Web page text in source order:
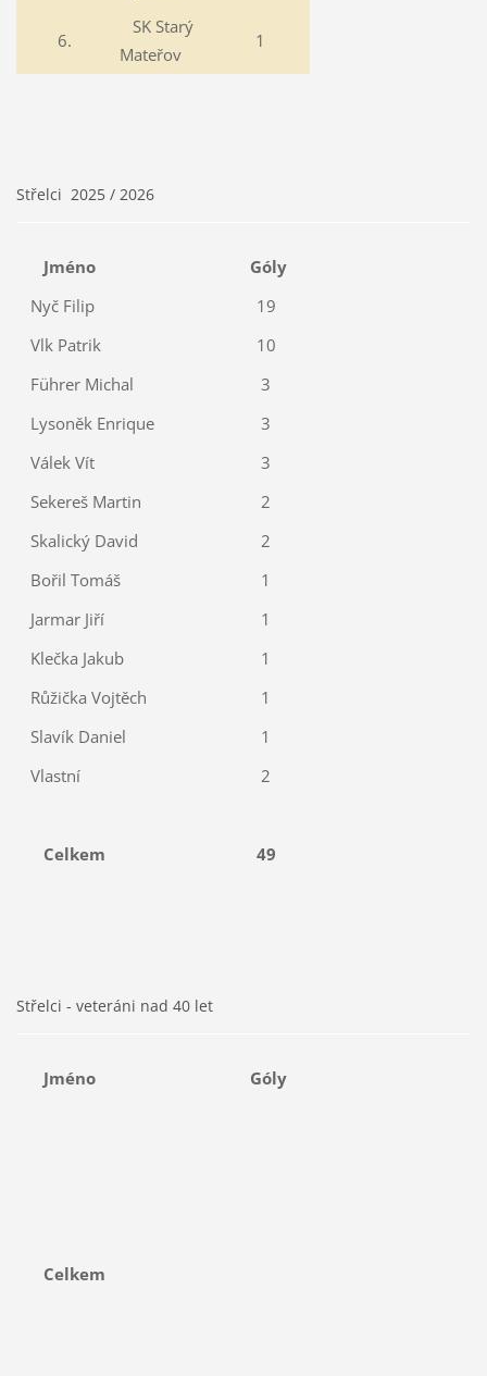
6.
SK Starý
Mateřov
1
Střelci 2025 / 2026
Jméno
Góly
Nyč Filip
19
Vlk Patrik
10
Führer Michal
3
Lysoněk Enrique
3
Válek Vít
3
Sekereš Martin
2
Skalický David
2
Bořil Tomáš
1
Jarmar Jiří
1
Klečka Jakub
1
Růžička Vojtěch
1
Slavík Daniel
1
Vlastní
2
Celkem 49
Střelci - veteráni nad 40 let
Jméno Góly
Celkem